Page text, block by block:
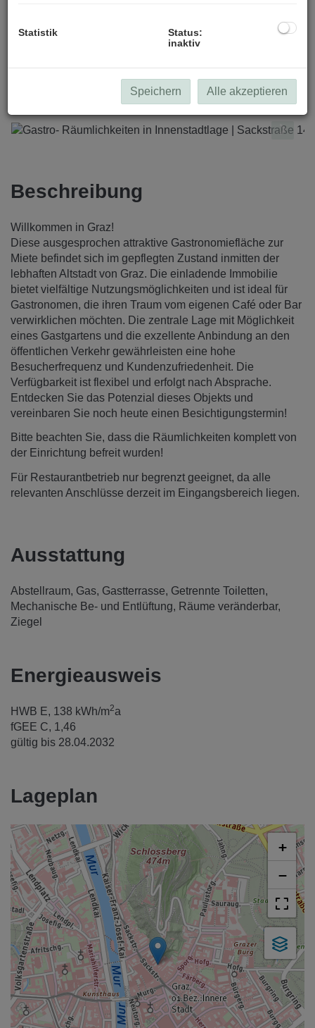
Beschreibung
Willkommen in Graz!
Diese ausgesprochen attraktive Gastronomiefläche zur
Miete befindet sich im gepflegten Zustand inmitten der
lebhaften Altstadt von Graz. Die einladende Immobilie
bietet vielfältige Nutzungsmöglichkeiten und ist ideal für
Gastronomen, die ihren Traum vom eigenen Café oder Bar
verwirklichen möchten. Die zentrale Lage mit Möglichkeit
eines Gastgartens und die exzellente Anbindung an den
öffentlichen Verkehr gewährleisten eine hohe
Besucherfrequenz und Kundenzufriedenheit. Die
Verfügbarkeit ist flexibel und erfolgt nach Absprache.
Entdecken Sie das Potenzial dieses Objekts und
vereinbaren Sie noch heute einen Besichtigungstermin!
Bitte beachten Sie, dass die Räumlichkeiten komplett von
der Einrichtung befreit wurden!
Für Restaurantbetrieb nur begrenzt geeignet, da alle
relevanten Anschlüsse derzeit im Eingangsbereich liegen.
Ausstattung
Abstellraum Gas Gastterrasse Getrennte Toiletten
Mechanische Be- und Entlüftung
Räume veränderbar
Ziegel
Energieausweis
HWB E, 138 kWh/m2a
fGEE C, 1,46
gültig bis 28.04.2032
Lageplan
+
−
Statistik
Status:
inaktiv
Speichern Alle akzeptieren